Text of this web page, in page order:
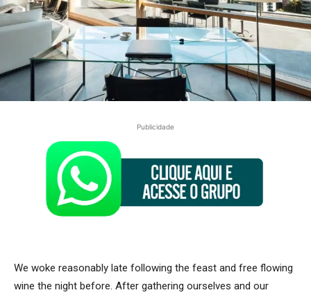
Publicidade
We woke reasonably late following the feast and free flowing
wine the night before. After gathering ourselves and our